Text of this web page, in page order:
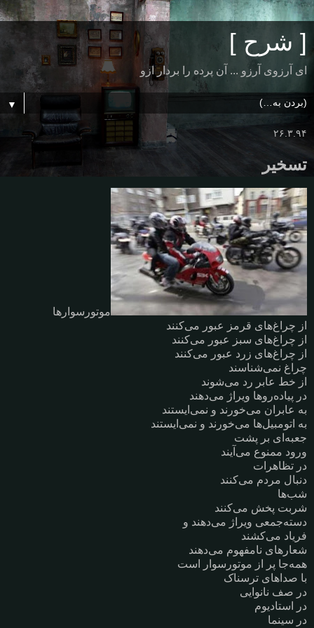
[ شرح ]
ای آرزوی آرزو ... آن پرده را بردار ازو
▼
۲۶.۳.۹۴
تسخیر
موتورسوارها
از چراغ‌های قرمز عبور می‌کنند
از چراغ‌های سبز عبور می‌کنند
از چراغ‌های زرد عبور می‌کنند
چراغ نمی‌شناسند
از خط عابر رد می‌شوند
در پیاده‌روها ویراژ می‌دهند
به عابران می‌خورند و نمی‌ایستند
به اتومبیل‌ها می‌خورند و نمی‌ایستند
جعبه‌ای بر پشت
ورود ممنوع می‌آیند
در تظاهرات
دنبال مردم می‌کنند
شب‌ها
شربت پخش می‌کنند
دسته‌جمعی ویراژ می‌دهند و
فریاد می‌کشند
شعارهای نامفهوم می‌دهند
همه‌جا پر از موتورسوار است
با صداهای ترسناک
در صف نانوایی
در استادیوم
در سینما